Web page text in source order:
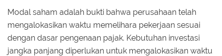
Modal saham adalah bukti bahwa perusahaan telah
mengalokasikan waktu memelihara pekerjaan sesuai
dengan dasar pengenaan pajak. Kebutuhan investasi
jangka panjang diperlukan untuk mengalokasikan waktu